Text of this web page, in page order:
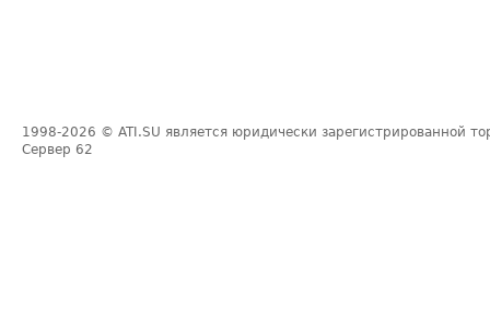
1998-2026 © ATI.SU является юридически зарегистрированной
Сервер 62